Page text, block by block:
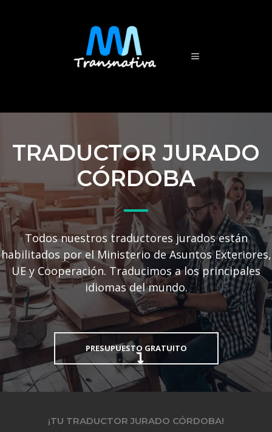
TRADUCTOR JURADO
CÓRDOBA
Todos nuestros traductores jurados están
habilitados por el Ministerio de Asuntos Exteriores,
UE y Cooperación. Traducimos a los principales
idiomas del mundo.
PRESUPUESTO GRATUITO
¡TU TRADUCTOR JURADO CÓRDOBA!